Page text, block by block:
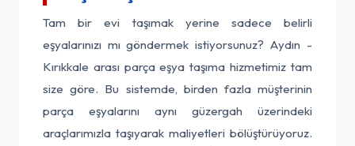
Tam bir evi taşımak yerine sadece belirli
eşyalarınızı mı göndermek istiyorsunuz? Aydın -
Kırıkkale arası parça eşya taşıma hizmetimiz tam
size göre. Bu sistemde, birden fazla müşterinin
parça eşyalarını aynı güzergah üzerindeki
araçlarımızla taşıyarak maliyetleri bölüştürüyoruz.